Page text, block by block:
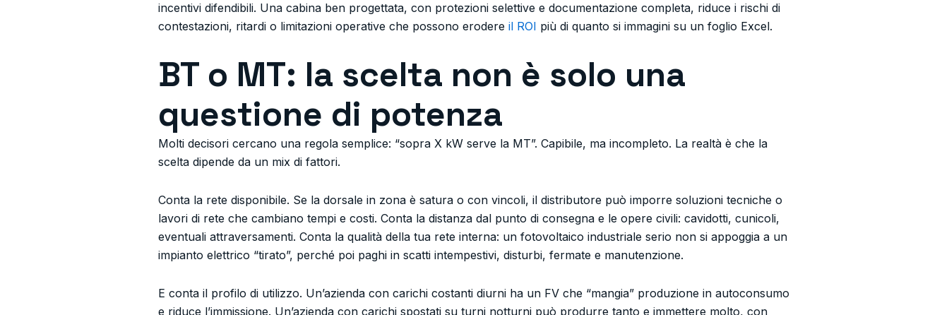
incentivi difendibili. Una cabina ben progettata, con protezioni selettive e documentazione completa, riduce i rischi di
contestazioni, ritardi o limitazioni operative che possono erodere il ROI più di quanto si immagini su un foglio Excel.
BT o MT: la scelta non è solo una
questione di potenza
Molti decisori cercano una regola semplice: “sopra X kW serve la MT”. Capibile, ma incompleto. La realtà è che la
scelta dipende da un mix di fattori.
Conta la rete disponibile. Se la dorsale in zona è satura o con vincoli, il distributore può imporre soluzioni tecniche o
lavori di rete che cambiano tempi e costi. Conta la distanza dal punto di consegna e le opere civili: cavidotti, cunicoli,
eventuali attraversamenti. Conta la qualità della tua rete interna: un fotovoltaico industriale serio non si appoggia a un
impianto elettrico “tirato”, perché poi paghi in scatti intempestivi, disturbi, fermate e manutenzione.
E conta il profilo di utilizzo. Un’azienda con carichi costanti diurni ha un FV che “mangia” produzione in autoconsumo
e riduce l’immissione. Un’azienda con carichi spostati su turni notturni può produrre tanto e immettere molto, con